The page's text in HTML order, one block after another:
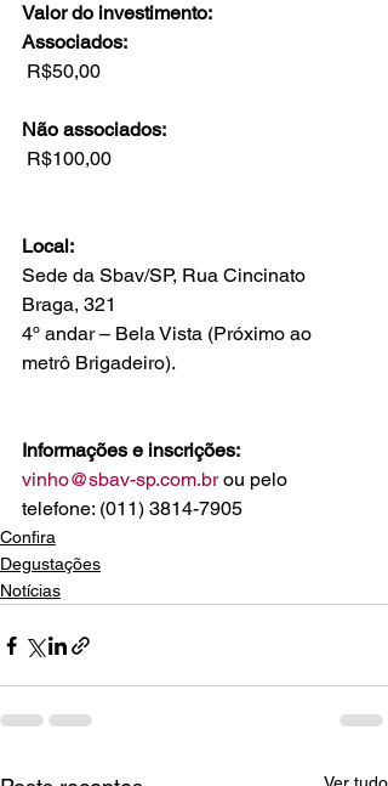
Valor do investimento:
Associados:
Não associados:
R$100,00
Local:
Sede da Sbav/SP, Rua Cincinato
Braga, 321
4º andar – Bela Vista (Próximo ao
metrô Brigadeiro).
Informações e inscrições:
vinho@sbav-sp.com.br ou pelo
telefone: (011) 3814-7905
Confira
Degustações
Notícias